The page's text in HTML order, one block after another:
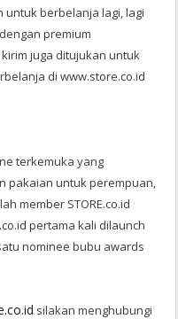
berbelanja lagi, lagi
premium
juga ditujukan untuk
di www.store.co.id
terkemuka yang
pakaian untuk perempuan,
member STORE.co.id
pertama kali dilaunch
nominee bubu awards
silakan menghubungi